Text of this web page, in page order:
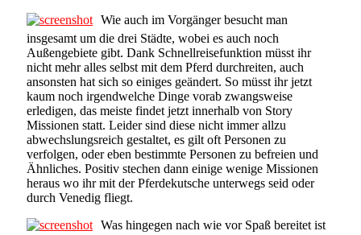
Wie auch im Vorgänger besucht man
insgesamt um die drei Städte, wobei es auch noch
Außengebiete gibt. Dank Schnellreisefunktion müsst ihr
nicht mehr alles selbst mit dem Pferd durchreiten, auch
ansonsten hat sich so einiges geändert. So müsst ihr jetzt
kaum noch irgendwelche Dinge vorab zwangsweise
erledigen, das meiste findet jetzt innerhalb von Story
Missionen statt. Leider sind diese nicht immer allzu
abwechslungsreich gestaltet, es gilt oft Personen zu
verfolgen, oder eben bestimmte Personen zu befreien und
Ähnliches. Positiv stechen dann einige wenige Missionen
heraus wo ihr mit der Pferdekutsche unterwegs seid oder
durch Venedig fliegt.
Was hingegen nach wie vor Spaß bereitet ist